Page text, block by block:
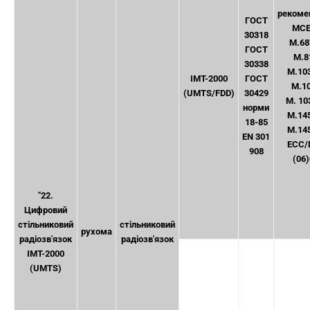
"22.
Цифровий
стільниковий
радіозв'язок
IMT-2000
(UMTS)
рухома
стільниковий
радіозв'язок
IMT-2000
(UMTS/FDD)
ГОСТ
30318
ГОСТ
30338
ГОСТ
30429
норми
18-85
EN 301
908
М.
ECC/